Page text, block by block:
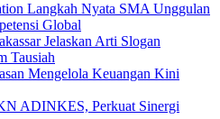
Langkah Nyata SMA Unggulan
Global
Jelaskan Arti Slogan
Tausiah
Mengelola Keuangan Kini
ADINKES, Perkuat Sinergi